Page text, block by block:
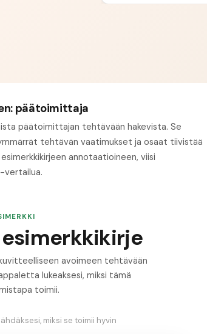
päätoimittaja
päätoimittajan tehtävään hakevista. Se
tehtävän vaatimukset ja osaat tiivistää
annotaatioineen, viisi
vertailua.
avoimeen tehtävään
lukeaksesi, miksi tämä
toimii.
miksi se toimii hyvin